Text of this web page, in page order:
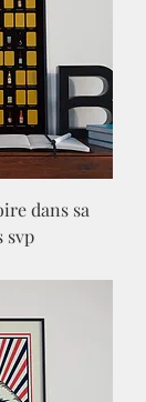
dans sa
svp